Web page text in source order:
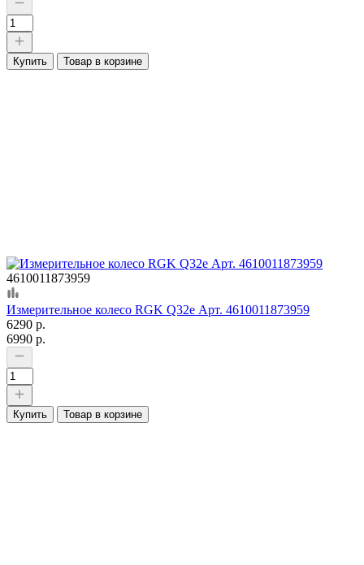
Купить Товар в корзине
4610011873959
Измерительное колесо RGK Q32e Арт. 4610011873959
6290 р.
6990 р.
Купить Товар в корзине